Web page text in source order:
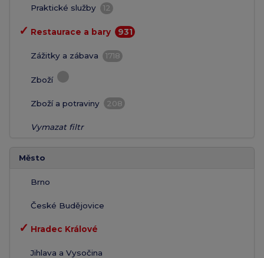
Praktické služby 12
✓ Restaurace a bary 931
Zážitky a zábava 1718
Zboží
Zboží a potraviny 208
Vymazat filtr
Město
Brno
České Budějovice
✓ Hradec Králové
Jihlava a Vysočina